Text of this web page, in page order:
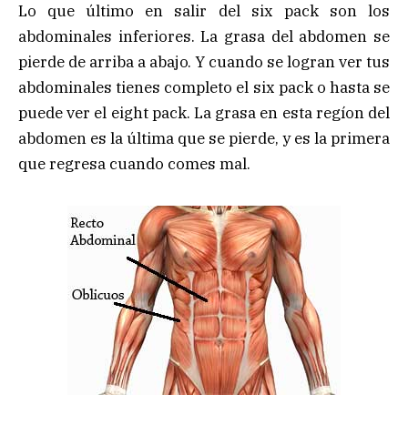
Lo que último en salir del six pack son los
abdominales inferiores. La grasa del abdomen se
pierde de arriba a abajo. Y cuando se logran ver tus
abdominales tienes completo el six pack o hasta se
puede ver el eight pack. La grasa en esta regíon del
abdomen es la última que se pierde, y es la primera
que regresa cuando comes mal.